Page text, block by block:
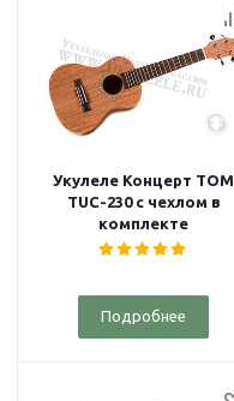
Укулеле Концерт TOM
TUC-230 с чехлом в
комплекте
Подробнее